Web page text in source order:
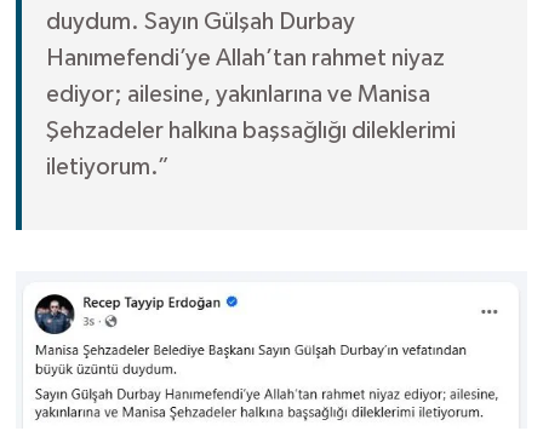
duydum. Sayın Gülşah Durbay
Hanımefendi’ye Allah’tan rahmet niyaz
ediyor; ailesine, yakınlarına ve Manisa
Şehzadeler halkına başsağlığı dileklerimi
iletiyorum.”